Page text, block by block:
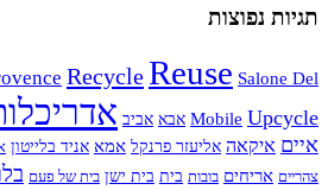
תגיות נפוצות
Recycle Reuse Salone Del
Mobile Upcycle אבא אביב
איים איקאה אליעזר פרנקל אמא אניד בלייטון
צהריים אריחים בובות בית בית ישן בית של פעם בלוג